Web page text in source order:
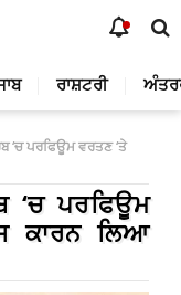
ਰਾਸ਼ਟਰੀ
‘ਚ ਪਰਫਿਊਮ ਵਰਤਣ ‘ਤੇ
‘ਚ ਪਰਫਿਊਮ
ਕਾਰਨ ਲਿਆ